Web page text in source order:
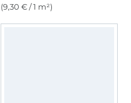
(9,30 € / 1 m²)